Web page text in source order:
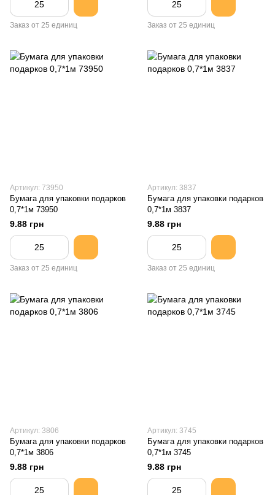
Заказ от 25 единиц Заказ от 25 единиц
Артикул: 73950
Бумага для упаковки подарков
0,7*1м 73950
9.88 грн
Заказ от 25 единиц
Артикул: 3837
Бумага для упаковки подарков
0,7*1м 3837
9.88 грн
Заказ от 25 единиц
Артикул: 3806
Бумага для упаковки подарков
0,7*1м 3806
9.88 грн
Артикул: 3745
Бумага для упаковки подарков
0,7*1м 3745
9.88 грн